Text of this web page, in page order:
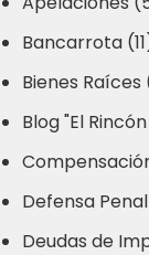
Bancarrota
Bienes Raíces
Blog "El
Defensa
Deudas de